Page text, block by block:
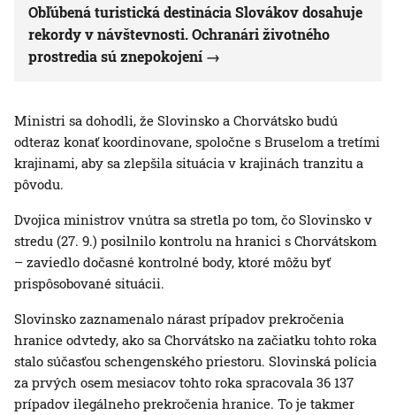
Obľúbená turistická destinácia Slovákov dosahuje
rekordy v návštevnosti. Ochranári životného
prostredia sú znepokojení
Ministri sa dohodli, že Slovinsko a Chorvátsko budú
odteraz konať koordinovane, spoločne s Bruselom a tretími
krajinami, aby sa zlepšila situácia v krajinách tranzitu a
pôvodu.
Dvojica ministrov vnútra sa stretla po tom, čo Slovinsko v
stredu (27. 9.) posilnilo kontrolu na hranici s Chorvátskom
– zaviedlo dočasné kontrolné body, ktoré môžu byť
prispôsobované situácii.
Slovinsko zaznamenalo nárast prípadov prekročenia
hranice odvtedy, ako sa Chorvátsko na začiatku tohto roka
stalo súčasťou schengenského priestoru. Slovinská polícia
za prvých osem mesiacov tohto roka spracovala 36 137
prípadov ilegálneho prekročenia hranice. To je takmer